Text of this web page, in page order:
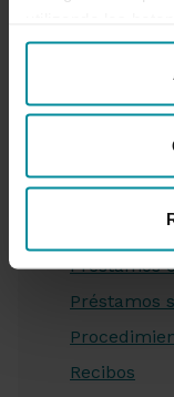
“Detalles”.
como cambiar el
desde nuestra
Pago de
Pago de
Préstamos
Préstamos
Préstamos
Recibos